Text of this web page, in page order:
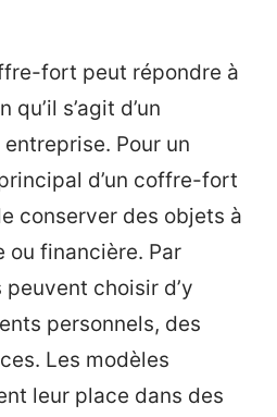
fort peut répondre à
s’agit d’un
Pour un
d’un coffre-fort
conserver des objets à
ou financière. Par
choisir d’y
personnels, des
Les modèles
leur place dans des